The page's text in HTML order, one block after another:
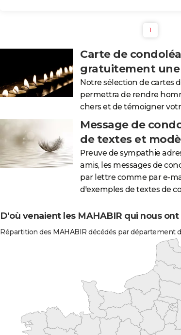
1
Carte de
gratuitement
Notre sélection de cartes
permettra de rendre
chers et de témoigner
Message de
de textes et
Preuve de sympathie
amis, les messages de
par lettre comme par e-
d'exemples de textes de
D'où venaient les MAHABIR qui nous
Répartition des MAHABIR décédés par département